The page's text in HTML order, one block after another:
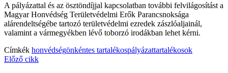
A pályázattal és az ösztöndíjjal kapcsolatban további felvilágosítást a
Magyar Honvédség Területvédelmi Erők Parancsnoksága
alárendeltségébe tartozó területvédelmi ezredek zászlóaljainál,
valamint a vármegyékben lévő toborzó irodákban lehet kérni.
Címkék honvédségönkéntes tartalékospályázattartalékosok
Előző cikk